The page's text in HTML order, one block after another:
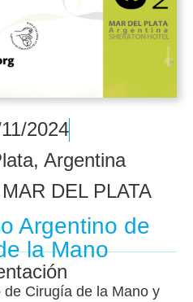
2024
Argentina
DEL PLATA
Argentino de
la Mano
de Cirugía de la Mano y